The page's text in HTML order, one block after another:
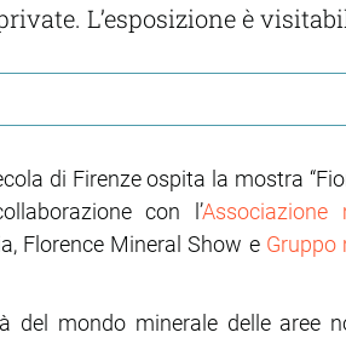
L’esposizione è
di Firenze ospita la mostra
con l’Associazione
Florence Mineral Show e Gruppo
del mondo minerale delle aree